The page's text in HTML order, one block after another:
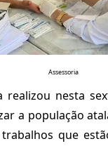
Assessoria
realizou nesta
a população
que